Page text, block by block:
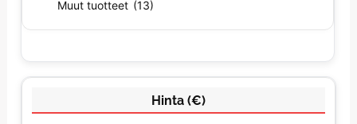
Muut tuotteet (13)
Hinta (€)